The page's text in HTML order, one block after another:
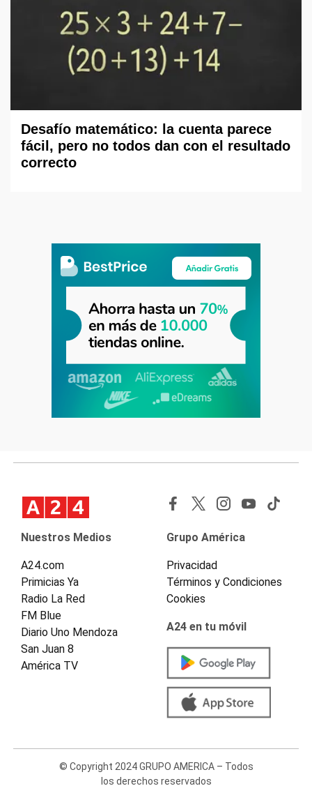
Desafío matemático: la cuenta parece
fácil, pero no todos dan con el resultado
correcto
Nuestros Medios
A24.com
Primicias Ya
Radio La Red
FM Blue
Diario Uno Mendoza
San Juan 8
América TV
Grupo América
Privacidad
Términos y Condiciones
Cookies
A24 en tu móvil
© Copyright 2024 GRUPO AMERICA – Todos
los derechos reservados